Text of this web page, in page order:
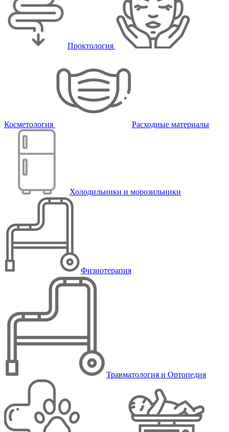
Проктология
Косметология Расходные материалы
Холодильники и морозильники
Физиотерапия
Травматология и Ортопедия